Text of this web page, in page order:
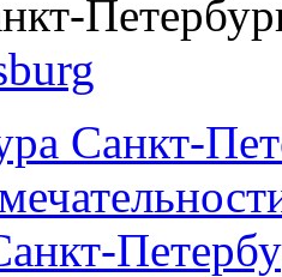
Санкт-